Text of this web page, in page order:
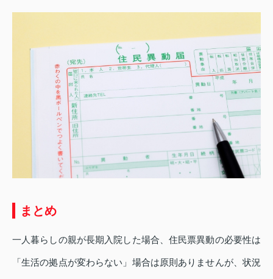
まとめ
一人暮らしの親が長期入院した場合、住民票異動の必要性は
「生活の拠点が変わらない」場合は原則ありませんが、状況